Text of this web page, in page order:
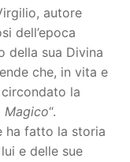
autore
dell’epoca
della sua Divina
che, in vita e
la
Magico“.
ha fatto la storia
e delle sue